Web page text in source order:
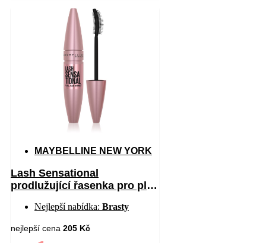
MAYBELLINE NEW YORK
Lash Sensational
prodlužující řasenka pro plné
9.5 mlNejlepší nabídka: Brasty
nejlepší cena 205 Kč